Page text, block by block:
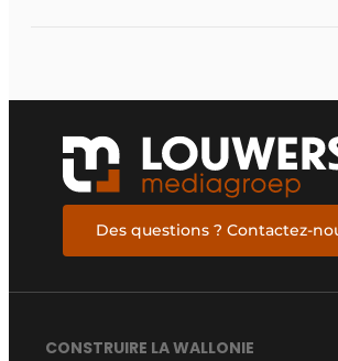
Des questions ? Contactez-
CONSTRUIRE LA WALLONIE